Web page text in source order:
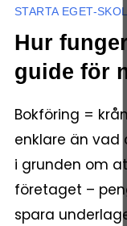
STARTA EGET-
Hur
guide för
Bokföring =
enklare än vad
i grunden om
företaget –
spara